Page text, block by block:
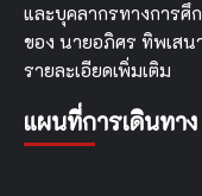
และบุคลากรทางการศึ
ของ นายอภิศร ทิพเสน
รายละเอียดเพิ่มเติม
แผนที่การเดินทาง